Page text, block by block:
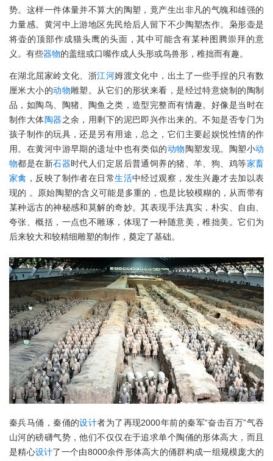
势。这样一件体量并不算大的陶塑，竟产生出非凡的气魄和雄强的
力量感。黄河中上游地区先民给后人留下不少陶塑杰作。枭形壶是
将壶的顶部作成猫头鹰的头面，其中可能含有某种图腾崇拜的意
义。有些器物的盖纽或口嘴作成人头形或鸟兽形，稚拙而有趣。
在湖北屈家岭文化、浙江河姆渡文化中，出土了一些手捏的只有数
厘米大小的动物雕塑。从它们的形状来看，是经过特意烧制的陶制
品，如陶鸟、陶猪、陶鱼之类，造型完整而有情趣。好像是当时在
制作大体陶器之余，用剩下的泥巴即兴作出来的。不知是否专门为
孩子制作的玩具，还是另有用途，总之，它们主要起娱悦性情的作
用。在黄河中游早期的遗址中也有类似的动物 陶塑发现。陶塑小动
物都是在新石器时代人们定居后普通饲养的猪、羊、狗、鸡等家畜
家禽 ，反映了制作者在日常生活中经过观察，发生兴趣才去加以表
现的 。原始陶塑的含义可能是多重的，也是比较模糊的，从而带有
某种远古的神秘感和莫解的奇妙。其表现手法真实，朴实、自由、
夸张、概括，一点也不雕琢，体现了一种随意美，稚拙美。它们为
后来较大和较精细雕塑的制作，奠定了基础。
秦兵马俑，秦俑的设计者为了再现2000年前的秦军“奋击百万”气吞
山河的磅礴气势，他们不仅仅在于追求单个陶俑的形体高大，而且
是精心设计了一个由8000余件形体高大的俑群构成一组规模庞大的